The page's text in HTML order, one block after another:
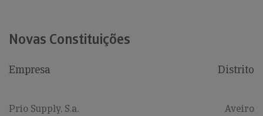
Novas Constituições
Empresa Distrito
Prio Supply, S.a. Aveiro